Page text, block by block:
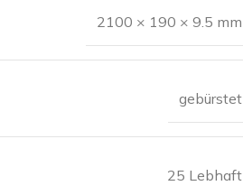
2100 × 190 × 9.5 mm
gebürstet
25 Lebhaft